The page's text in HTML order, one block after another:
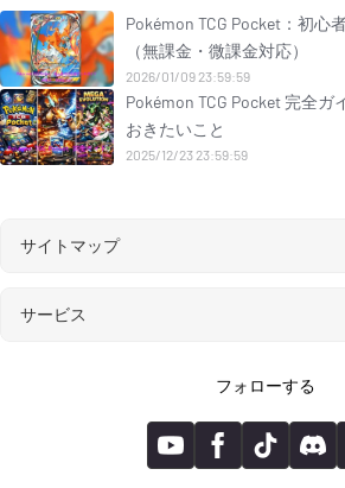
Pokémon TCG Pocket：初心
（無課金・微課金対応）
2026/01/09 23:59:59
Pokémon TCG Pocket 完全
おきたいこと
2025/12/23 23:59:59
サイトマップ
サービス
フォローする